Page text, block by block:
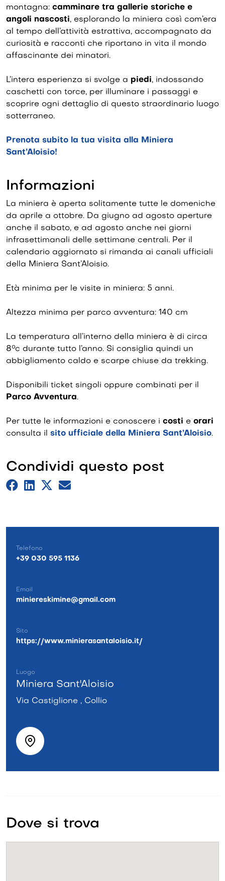
montagna: camminare tra gallerie storiche e
angoli nascosti, esplorando la miniera così com’era
al tempo dell’attività estrattiva, accompagnato da
curiosità e racconti che riportano in vita il mondo
affascinante dei minatori.
L’intera esperienza si svolge a piedi, indossando
caschetti con torce, per illuminare i passaggi e
scoprire ogni dettaglio di questo straordinario luogo
sotterraneo.
Prenota subito la tua visita alla Miniera
Sant’Aloisio!
Informazioni
La miniera è aperta solitamente tutte le domeniche
da aprile a ottobre. Da giugno ad agosto aperture
anche il sabato, e ad agosto anche nei giorni
infrasettimanali delle settimane centrali. Per il
calendario aggiornato si rimanda ai canali ufficiali
della Miniera Sant’Aloisio.
Età minima per le visite in miniera: 5 anni.
Altezza minima per parco avventura: 140 cm
La temperatura all’interno della miniera è di circa
8°c durante tutto l’anno. Si consiglia quindi un
abbigliamento caldo e scarpe chiuse da trekking.
Disponibili ticket singoli oppure combinati per il
Parco Avventura.
Per tutte le informazioni e conoscere i costi e orari
consulta il sito ufficiale della Miniera Sant’Aloisio.
Condividi questo post
Telefono
+39 030 595 1136
Email
miniereskimine@gmail.com
Sito
https://www.minierasantaloisio.it/
Luogo
Miniera Sant'Aloisio
Via Castiglione , Collio
Dove si trova